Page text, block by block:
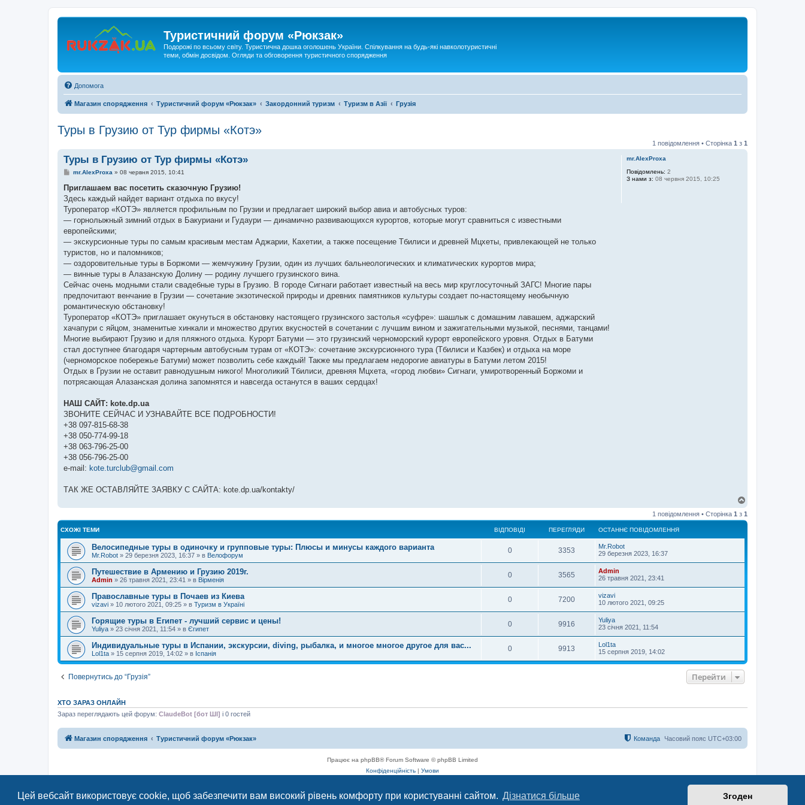
Цей вебсайт використовує cookie, щоб забезпечити вам високий рівень комфорту при користуванні сайтом. Дізнатися більше Згоден
Туристичний форум «Рюкзак»
Подорожі по всьому світу. Туристична дошка оголошень України. Спілкування на будь-які навколотуристичні
теми, обмін досвідом. Огляди та обговорення туристичного спорядження
Допомога
Магазин спорядження Туристичний форум «Рюкзак» Закордонний туризм Туризм в Азії Грузія
Туры в Грузию от Тур фирмы «Котэ»
1 повідомлення • Сторінка 1 з 1
mr.AlexProxa
Повідомлень: 2
З нами з: 08 червня 2015, 10:25
Туры в Грузию от Тур фирмы «Котэ»
П
в
і
д
о
м
л
е
н
н
я
mr.AlexProxa » 08 червня 2015, 10:41
Приглашаем вас посетить сказочную Грузию!
Здесь каждый найдет вариант отдыха по вкусу!
Туроператор «КОТЭ» является профильным по Грузии и предлагает широкий выбор авиа и автобусных туров:
— горнолыжный зимний отдых в Бакуриани и Гудаури — динамично развивающихся курортов, которые могут сравниться с известными
европейскими;
— экскурсионные туры по самым красивым местам Аджарии, Кахетии, а также посещение Тбилиси и древней Мцхеты, привлекающей не только
туристов, но и паломников;
— оздоровительные туры в Боржоми — жемчужину Грузии, один из лучших бальнеологических и климатических курортов мира;
— винные туры в Алазанскую Долину — родину лучшего грузинского вина.
Сейчас очень модными стали свадебные туры в Грузию. В городе Сигнаги работает известный на весь мир круглосуточный ЗАГС! Многие пары
предпочитают венчание в Грузии — сочетание экзотической природы и древних памятников культуры создает по-настоящему необычную
романтическую обстановку!
Туроператор «КОТЭ» приглашает окунуться в обстановку настоящего грузинского застолья «суфре»: шашлык с домашним лавашем, аджарский
хачапури с яйцом, знаменитые хинкали и множество других вкусностей в сочетании с лучшим вином и зажигательными музыкой, песнями, танцами!
Многие выбирают Грузию и для пляжного отдыха. Курорт Батуми — это грузинский черноморский курорт европейского уровня. Отдых в Батуми
стал доступнее благодаря чартерным автобусным турам от «КОТЭ»: сочетание экскурсионного тура (Тбилиси и Казбек) и отдыха на море
(черноморское побережье Батуми) может позволить себе каждый! Также мы предлагаем недорогие авиатуры в Батуми летом 2015!
Отдых в Грузии не оставит равнодушным никого! Многоликий Тбилиси, древняя Мцхета, «город любви» Сигнаги, умиротворенный Боржоми и
потрясающая Алазанская долина запомнятся и навсегда останутся в ваших сердцах!
НАШ САЙТ: kote.dp.ua
ЗВОНИТЕ СЕЙЧАС И УЗНАВАЙТЕ ВСЕ ПОДРОБНОСТИ!
+38 097-815-68-38
+38 050-774-99-18
+38 063-796-25-00
+38 056-796-25-00
e-mail: kote.turclub@gmail.com
ТАК ЖЕ ОСТАВЛЯЙТЕ ЗАЯВКУ С САЙТА: kote.dp.ua/kontakty/
г
о
1 повідомлення • Сторінка 1 з 1
СХОЖІ ТЕМИ ВІДПОВІДІ ПЕРЕГЛЯДИ ОСТАННЄ ПОВІДОМЛЕННЯ
Велосипедные туры в одиночку и групповые туры: Плюсы и минусы каждого варианта
Mr.Robot » 29 березня 2023, 16:37 » в Велофорум
0 3353
Mr.Robot
29 березня 2023, 16:37
Путешествие в Армению и Грузию 2019г.
Admin » 26 травня 2021, 23:41 » в Вірменія
0 3565
Admin
26 травня 2021, 23:41
Православные туры в Почаев из Киева
vizavi » 10 лютого 2021, 09:25 » в Туризм в Україні
0 7200
vizavi
10 лютого 2021, 09:25
Горящие туры в Египет - лучший сервис и цены!
Yuliya » 23 січня 2021, 11:54 » в Єгипет
0 9916
Yuliya
23 січня 2021, 11:54
Индивидуальные туры в Испании, экскурсии, diving, рыбалка, и многое многое другое для вас...
Lol1ta » 15 серпня 2019, 14:02 » в Іспанія
0 9913
Lol1ta
15 серпня 2019, 14:02
Повернутись до “Грузія” Перейти
ХТО ЗАРАЗ ОНЛАЙН
Зараз переглядають цей форум: ClaudeBot [бот ШІ] і 0 гостей
Магазин спорядження Туристичний форум «Рюкзак» Часовий пояс UTC+03:00
Команда
Працює на phpBB® Forum Software © phpBB Limited
Конфіденційність | Умови